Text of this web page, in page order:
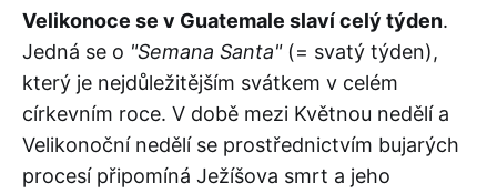
Velikonoce se v Guatemale slaví celý týden.
Jedná se o "Semana Santa"(= svatý týden),
který je nejdůležitějším svátkem v celém
církevním roce. V době mezi Květnou nedělí a
Velikonoční nedělí se prostřednictvím bujarých
procesí připomíná Ježíšova smrt a jeho